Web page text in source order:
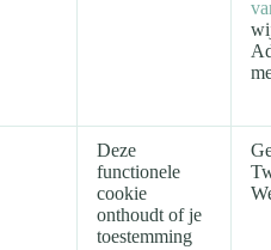
Deze
functionele
cookie
onthoudt of je
toestemming